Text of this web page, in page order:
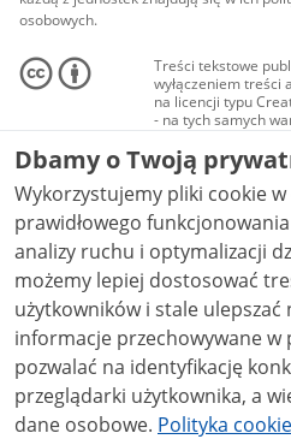
osobowych.
Treści tekstowe
wyłączeniem treści
na licencji typu
- na tych samych
Materiały
audio i wideo, są
Creative Commons:
niekomercyjne - bez
NC-ND 4.0), o ile
Dbamy o Twoją
Wykorzystujemy pliki cookie
prawidłowego
analizy ruchu i optymalizacji
możemy lepiej dostosować
użytkowników i stale ulepszać nasze
informacje przechowywane w
pozwalać na identyfikację
przeglądarki użytkownika, a
dane osobowe. Polityka